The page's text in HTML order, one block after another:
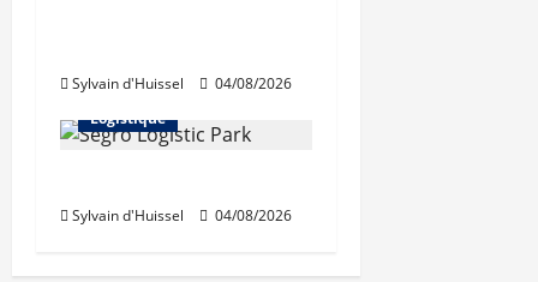
Sylvain d'Huissel 04/08/2026
Immo d'entreprise
Logistique
Sylvain d'Huissel 04/08/2026